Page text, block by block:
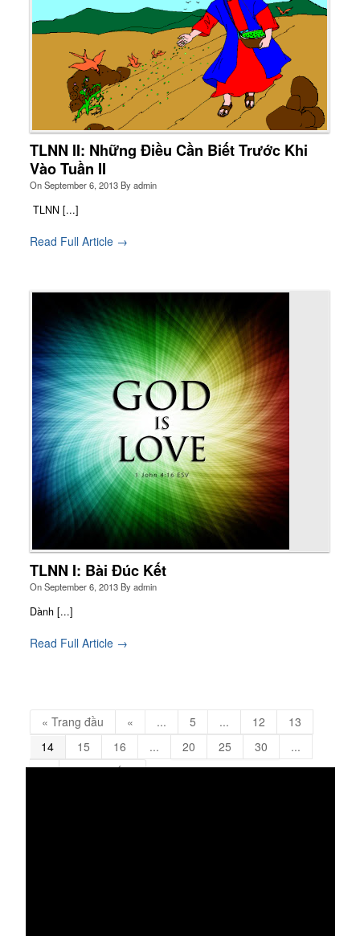
TLNN II: Những Điều Cần Biết Trước Khi
Vào Tuần II
OnSeptember 6, 2013Byadmin
TLNN [...]
Read Full Article →
TLNN I: Bài Đúc Kết
OnSeptember 6, 2013Byadmin
Dành [...]
Read Full Article →
« Trang đầu « ... 5 ... 12
13
14
15 16 ... 20 25 30
...
»
Trang cuối »